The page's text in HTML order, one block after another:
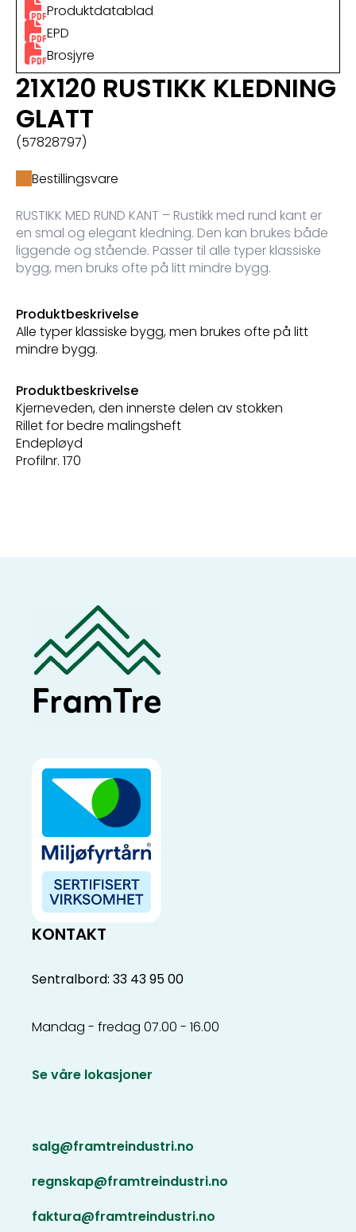
Produktdatablad
EPD
Brosjyre
21X120 RUSTIKK KLEDNING
GLATT
(57828797)
Bestillingsvare
RUSTIKK MED RUND KANT – Rustikk med rund kant er
en smal og elegant kledning. Den kan brukes både
liggende og stående. Passer til alle typer klassiske
bygg, men bruks ofte på litt mindre bygg.
Produktbeskrivelse
Alle typer klassiske bygg, men brukes ofte på litt
mindre bygg.
Produktbeskrivelse
Kjerneveden, den innerste delen av stokken
Rillet for bedre malingsheft
Endepløyd
Profilnr. 170
KONTAKT
Sentralbord: 33 43 95 00
Mandag - fredag 07.00 - 16.00
Se våre lokasjoner
salg@framtreindustri.no
regnskap@framtreindustri.no
faktura@framtreindustri.no